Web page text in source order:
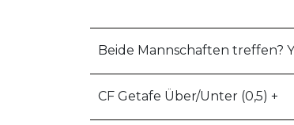
Beide Mannschaften treffen? Y
CF Getafe Über/Unter (0,5) +